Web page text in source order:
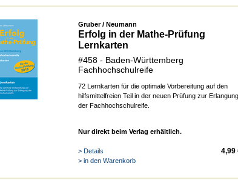
Gruber / Neumann
Erfolg in der Mathe-Prüfung
Lernkarten
#458 - Baden-Württemberg
Fachhochschulreife
72 Lernkarten für die optimale Vorbereitung auf den
hilfsmittelfreien Teil in der neuen Prüfung zur Erlangung
der Fachhochschulreife.
Nur direkt beim Verlag erhältlich.
4,99
> Details
> in den Warenkorb